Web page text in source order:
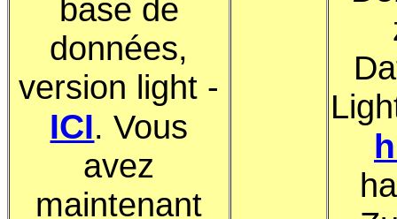
base de
données,
version light -
ICI. Vous
avez
maintenant